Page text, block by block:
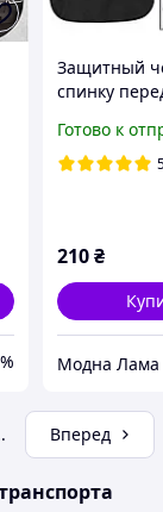
Защитный
спинку
черный арт
Готово к
210₴
Модна Лама
Вперед